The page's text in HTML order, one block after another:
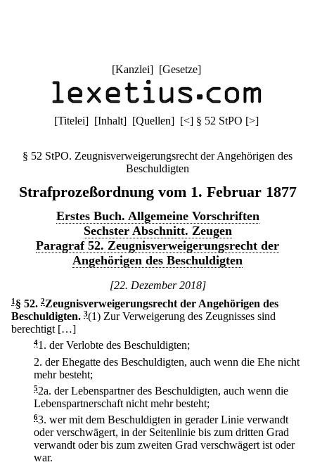
[Kanzlei] [Gesetze]
[Titelei] [Inhalt] [Quellen] [<] § 52 StPO [>]
§ 52 StPO. Zeugnisverweigerungsrecht der Angehörigen des
Beschuldigten
Strafprozeßordnung vom 1. Februar 1877
Erstes Buch. Allgemeine Vorschriften
Sechster Abschnitt. Zeugen
Paragraf 52. Zeugnisverweigerungsrecht der
Angehörigen des Beschuldigten
[22. Dezember 2018]
1 § 52. 2Zeugnisverweigerungsrecht der Angehörigen des
Beschuldigten. 3(1) Zur Verweigerung des Zeugnisses sind
berechtigt […]
41. der Verlobte des Beschuldigten;
2. der Ehegatte des Beschuldigten, auch wenn die Ehe nicht
mehr besteht;
52a. der Lebenspartner des Beschuldigten, auch wenn die
Lebenspartnerschaft nicht mehr besteht;
63. wer mit dem Beschuldigten in gerader Linie verwandt
oder verschwägert, in der Seitenlinie bis zum dritten Grad
verwandt oder bis zum zweiten Grad verschwägert ist oder
war.